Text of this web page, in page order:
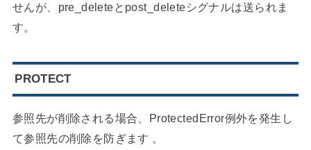
せんが、pre_deleteとpost_deleteシグナルは送られま
す。
PROTECT
参照先が削除される場合、ProtectedError例外を発生し
て参照先の削除を防ぎます 。